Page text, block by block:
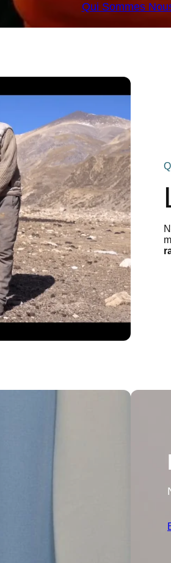
Qui Sommes